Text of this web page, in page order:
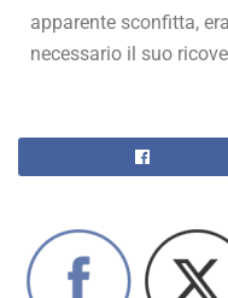
apparente sconfitta,
necessario il suo